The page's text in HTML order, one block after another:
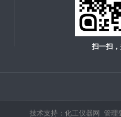
扫一扫
技术支持： 化工仪器网 管理